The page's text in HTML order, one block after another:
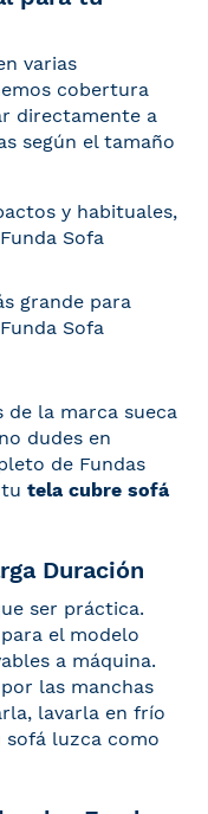
varias
cobertura
directamente a
según el tamaño
y habituales,
Funda Sofa
grande para
Funda Sofa
de la marca sueca
dudes en
de Fundas
tela cubre sofá
Duración
ser práctica.
el modelo
a máquina.
las manchas
lavarla en frío
luzca como